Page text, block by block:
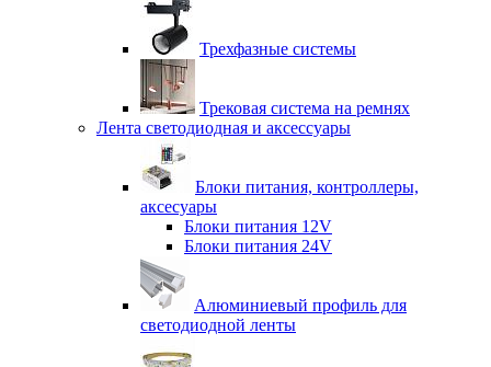
Трехфазные системы
Трековая система на ремнях
Лента светодиодная и аксессуары
Блоки питания, контроллеры,
аксесуары
Блоки питания 12V
Блоки питания 24V
Алюминиевый профиль для
светодиодной ленты